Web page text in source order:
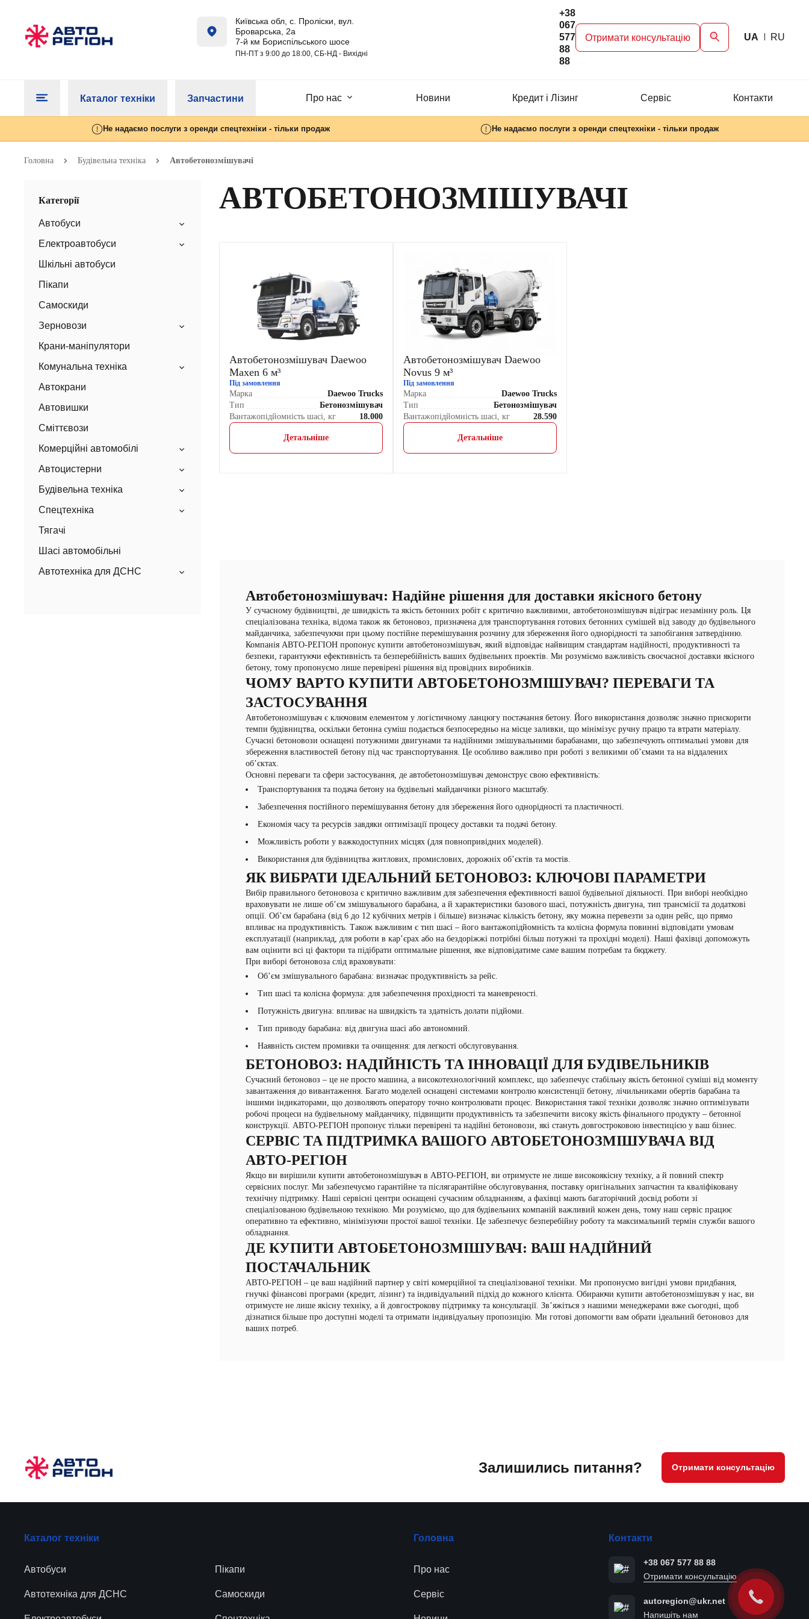
Київська обл, с. Проліски, вул.
Броварська, 2а
7-й км Бориспільського шосе
ПН-ПТ з 9:00 до 18:00, СБ-НД - Вихідні
+38
067
577
88
88
Отримати консультацію UA RU
Каталог техніки Запчастини Про нас Новини Кредит і Лізинг Сервіc Контакти
Не надаємо послуги з оренди спецтехніки - тільки продаж Не надаємо послуги з оренди спецтехніки - тільки продаж
Головна Будівельна техніка Автобетонозмішувачі
Категорії
Автобуси
Електроавтобуси
Шкільні автобуси
Пікапи
Самоскиди
Зерновози
Крани-маніпулятори
Комунальна техніка
Автокрани
Автовишки
Сміттєвози
Комерційні автомобілі
Автоцистерни
Будівельна техніка
Спецтехніка
Тягачі
Шасі автомобільні
Автотехніка для ДСНС
АВТОБЕТОНОЗМІШУВАЧІ
Автобетонозмішувач Daewoo
Maxen 6 м³
Під замовлення
Марка
Daewoo Trucks
Тип
Бетонозмішувач
Вантажопідйомність шасі, кг
18.000
Детальніше
Автобетонозмішувач Daewoo
Novus 9 м³
Під замовлення
Марка
Daewoo Trucks
Тип
Бетонозмішувач
Вантажопідйомність шасі, кг
28.590
Детальніше
Автобетонозмішувач: Надійне рішення для доставки якісного бетону
У сучасному будівництві, де швидкість та якість бетонних робіт є критично важливими, автобетонозмішувач відіграє незамінну роль. Ця
спеціалізована техніка, відома також як бетоновоз, призначена для транспортування готових бетонних сумішей від заводу до будівельного
майданчика, забезпечуючи при цьому постійне перемішування розчину для збереження його однорідності та запобігання затвердінню.
Компанія АВТО-РЕГІОН пропонує купити автобетонозмішувач, який відповідає найвищим стандартам надійності, продуктивності та
безпеки, гарантуючи ефективність та безперебійність ваших будівельних проектів. Ми розуміємо важливість своєчасної доставки якісного
бетону, тому пропонуємо лише перевірені рішення від провідних виробників.
ЧОМУ ВАРТО КУПИТИ АВТОБЕТОНОЗМІШУВАЧ? ПЕРЕВАГИ ТА
ЗАСТОСУВАННЯ
Автобетонозмішувач є ключовим елементом у логістичному ланцюгу постачання бетону. Його використання дозволяє значно прискорити
темпи будівництва, оскільки бетонна суміш подається безпосередньо на місце заливки, що мінімізує ручну працю та втрати матеріалу.
Сучасні бетоновози оснащені потужними двигунами та надійними змішувальними барабанами, що забезпечують оптимальні умови для
збереження властивостей бетону під час транспортування. Це особливо важливо при роботі з великими об’ємами та на віддалених
об’єктах.
Основні переваги та сфери застосування, де автобетонозмішувач демонструє свою ефективність:
Транспортування та подача бетону на будівельні майданчики різного масштабу.
Забезпечення постійного перемішування бетону для збереження його однорідності та пластичності.
Економія часу та ресурсів завдяки оптимізації процесу доставки та подачі бетону.
Можливість роботи у важкодоступних місцях (для повнопривідних моделей).
Використання для будівництва житлових, промислових, дорожніх об’єктів та мостів.
ЯК ВИБРАТИ ІДЕАЛЬНИЙ БЕТОНОВОЗ: КЛЮЧОВІ ПАРАМЕТРИ
Вибір правильного бетоновоза є критично важливим для забезпечення ефективності вашої будівельної діяльності. При виборі необхідно
враховувати не лише об’єм змішувального барабана, а й характеристики базового шасі, потужність двигуна, тип трансмісії та додаткові
опції. Об’єм барабана (від 6 до 12 кубічних метрів і більше) визначає кількість бетону, яку можна перевезти за один рейс, що прямо
впливає на продуктивність. Також важливим є тип шасі – його вантажопідйомність та колісна формула повинні відповідати умовам
експлуатації (наприклад, для роботи в кар’єрах або на бездоріжжі потрібні більш потужні та прохідні моделі). Наші фахівці допоможуть
вам оцінити всі ці фактори та підібрати оптимальне рішення, яке відповідатиме саме вашим потребам та бюджету.
При виборі бетоновоза слід враховувати:
Об’єм змішувального барабана: визначає продуктивність за рейс.
Тип шасі та колісна формула: для забезпечення прохідності та маневреності.
Потужність двигуна: впливає на швидкість та здатність долати підйоми.
Тип приводу барабана: від двигуна шасі або автономний.
Наявність систем промивки та очищення: для легкості обслуговування.
БЕТОНОВОЗ: НАДІЙНІСТЬ ТА ІННОВАЦІЇ ДЛЯ БУДІВЕЛЬНИКІВ
Сучасний бетоновоз – це не просто машина, а високотехнологічний комплекс, що забезпечує стабільну якість бетонної суміші від моменту
завантаження до вивантаження. Багато моделей оснащені системами контролю консистенції бетону, лічильниками обертів барабана та
іншими індикаторами, що дозволяють оператору точно контролювати процес. Використання такої техніки дозволяє значно оптимізувати
робочі процеси на будівельному майданчику, підвищити продуктивність та забезпечити високу якість фінального продукту – бетонної
конструкції. АВТО-РЕГІОН пропонує тільки перевірені та надійні бетоновози, які стануть довгостроковою інвестицією у ваш бізнес.
СЕРВІС ТА ПІДТРИМКА ВАШОГО АВТОБЕТОНОЗМІШУВАЧА ВІД
АВТО-РЕГІОН
Якщо ви вирішили купити автобетонозмішувач в АВТО-РЕГІОН, ви отримуєте не лише високоякісну техніку, а й повний спектр
сервісних послуг. Ми забезпечуємо гарантійне та післягарантійне обслуговування, поставку оригінальних запчастин та кваліфіковану
технічну підтримку. Наші сервісні центри оснащені сучасним обладнанням, а фахівці мають багаторічний досвід роботи зі
спеціалізованою будівельною технікою. Ми розуміємо, що для будівельних компаній важливий кожен день, тому наш сервіс працює
оперативно та ефективно, мінімізуючи простої вашої техніки. Це забезпечує безперебійну роботу та максимальний термін служби вашого
обладнання.
ДЕ КУПИТИ АВТОБЕТОНОЗМІШУВАЧ: ВАШ НАДІЙНИЙ
ПОСТАЧАЛЬНИК
АВТО-РЕГІОН – це ваш надійний партнер у світі комерційної та спеціалізованої техніки. Ми пропонуємо вигідні умови придбання,
гнучкі фінансові програми (кредит, лізинг) та індивідуальний підхід до кожного клієнта. Обираючи купити автобетонозмішувач у нас, ви
отримуєте не лише якісну техніку, а й довгострокову підтримку та консультації. Зв’яжіться з нашими менеджерами вже сьогодні, щоб
дізнатися більше про доступні моделі та отримати індивідуальну пропозицію. Ми готові допомогти вам обрати ідеальний бетоновоз для
ваших потреб.
Залишились питання? Отримати консультацію
Каталог техніки
Автобуси
Автотехніка для ДСНС
Пікапи
Самоскиди
Головна
Про нас
Сервіc
Контакти
+38 067 577 88 88
Отримати консультацію
autoregion@ukr.net
Напишіть нам